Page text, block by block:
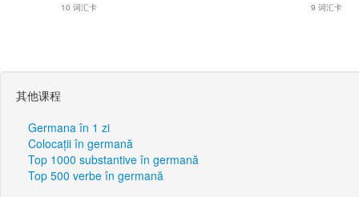
10 词汇卡 9 词汇卡
其他课程
Germana în 1 zi
Colocații în germană
Top 1000 substantive în germană
Top 500 verbe în germană